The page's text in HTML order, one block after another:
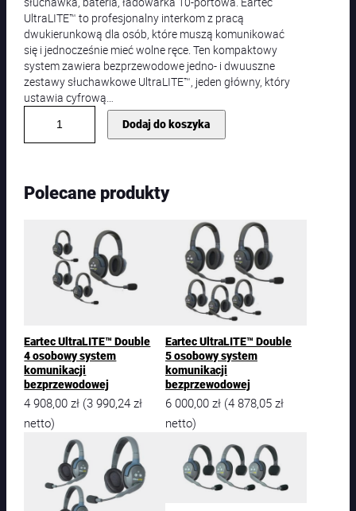
UltraLITE™ to profesjonalny interkom z pracą
dwukierunkową dla osób, które muszą komunikować
się i jednocześnie mieć wolne ręce. Ten kompaktowy
system zawiera bezprzewodowe jedno- i dwuuszne
zestawy słuchawkowe UltraLITE™, jeden główny, który
ustawia cyfrową…
o
E
r
a
L
I
T
™
Dodaj do koszyka
Polecane produkty
Eartec UltraLITE™ Double
4 osobowy system
komunikacji
bezprzewodowej
4 908,00zł (3 990,24zł
netto)
Eartec UltraLITE™ Double
5 osobowy system
komunikacji
bezprzewodowej
6 000,00 zł (4 878,05 zł
netto)